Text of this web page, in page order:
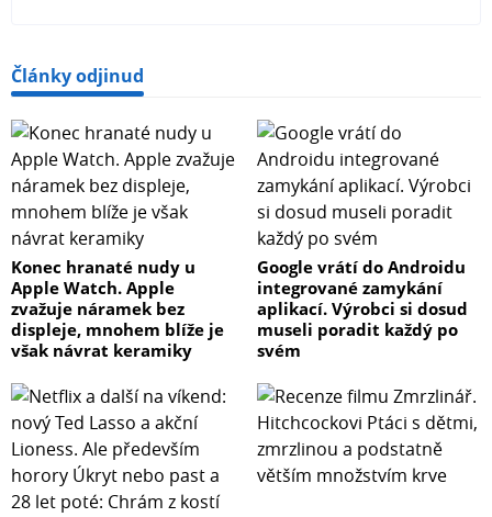
Články odjinud
Konec hranaté nudy u
Apple Watch. Apple
zvažuje náramek bez
displeje, mnohem blíže je
však návrat keramiky
Google vrátí do Androidu
integrované zamykání
aplikací. Výrobci si dosud
museli poradit každý po
svém